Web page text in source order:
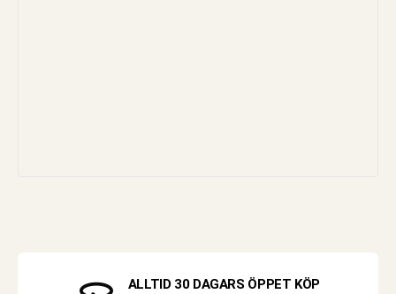
ALLTID 30 DAGARS ÖPPET KÖP